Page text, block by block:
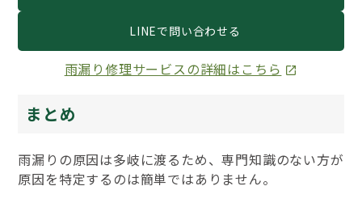
LINEで問い合わせる
雨漏り修理サービスの詳細はこちら
まとめ
雨漏りの原因は多岐に渡るため、専門知識のない方が
原因を特定するのは簡単ではありません。